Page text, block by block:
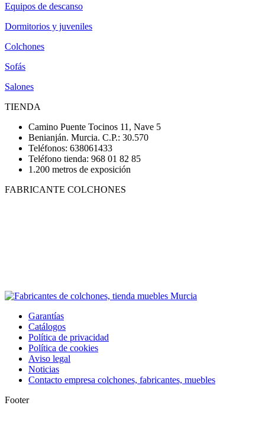
Equipos de descanso
Dormitorios y juveniles
Colchones
Sofás
Salones
TIENDA
Camino Puente Tocinos 11, Nave 5
Benianján. Murcia. C.P.: 30.570
Teléfonos: 638061433
Teléfono tienda: 968 01 82 85
1.200 metros de exposición
FABRICANTE COLCHONES
Garantías
Catálogos
Política de privacidad
Política de cookies
Aviso legal
Noticias
Contacto empresa colchones, fabricantes, muebles
Footer